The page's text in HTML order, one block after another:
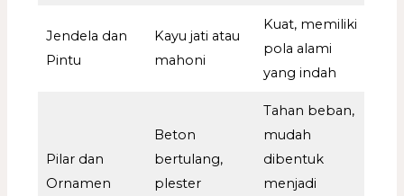
Jendela dan
Pintu
Kayu jati atau
mahoni
Kuat, memiliki
pola alami
yang indah
Pilar dan
Ornamen
Beton
bertulang,
plester
Tahan beban,
mudah
dibentuk
menjadi